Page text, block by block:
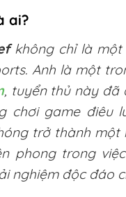
ai?
không chỉ là một
Anh là một
, tuyển thủ này đã
chơi game điêu
trở thành
phong trong
nghiệm độc đáo